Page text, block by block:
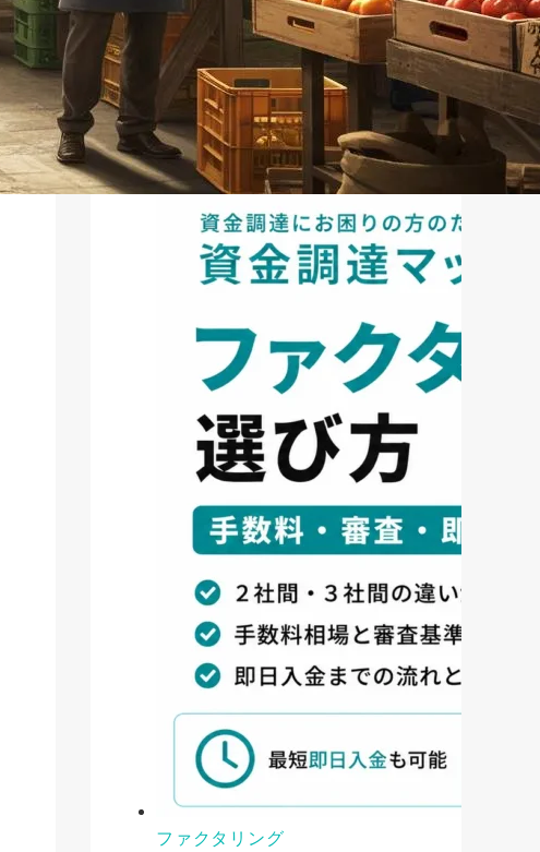
ファクタリング
ペイトナーファクタリングの活用
法｜中小企業・個...
2026年8月5日
ファクタリング